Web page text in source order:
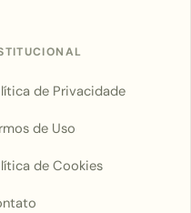
de Privacidade
de Uso
de Cookies